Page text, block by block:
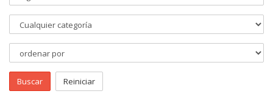
Buscar Reiniciar